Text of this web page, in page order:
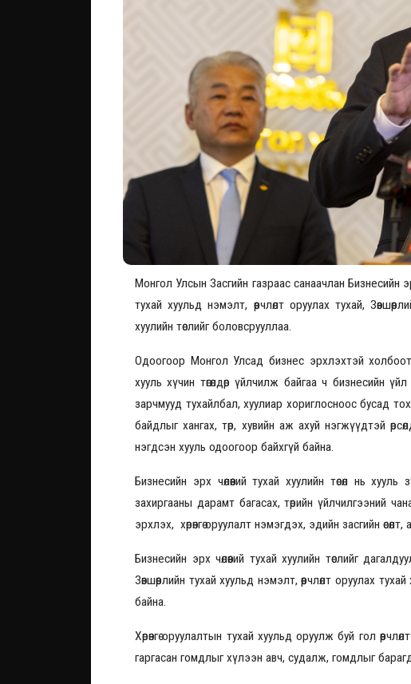
Монгол Улсын Засгийн газраас санаачлан Бизнесийн эрх
тухай хуульд нэмэлт, өөрчлөлт оруулах тухай,
хуулийн төслийг боловсрууллаа.
Одоогоор Монгол Улсад бизнес эрхлэхтэй
хууль хүчин төгөлдөр үйлчилж байгаа ч бизнесийн
зарчмууд тухайлбал, хуулиар хориглосноос бусад
байдлыг хангах, төр, хувийн аж ахуй нэгжүүдтэй
нэгдсэн хууль одоогоор байхгүй байна.
Бизнесийн эрх чөлөөний тухай хуулийн төсөл нь
захиргааны дарамт багасах, төрийн үйлчилгээний
эрхлэх, хөрөнгө оруулалт нэмэгдэх, эдийн засгийн
Бизнесийн эрх чөлөөний тухай хуулийн төслийг
Зөвшөөрлийн тухай хуульд нэмэлт, өөрчлөлт оруулах
байна.
Хөрөнгө оруулалтын тухай хуульд оруулж буй гол
гаргасан гомдлыг хүлээн авч, судалж, гомдлыг